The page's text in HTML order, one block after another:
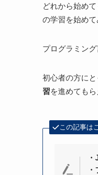
どれから始め
の学習を始めて
プログラミング
初心者の方に
習を進めてもら
この記事は